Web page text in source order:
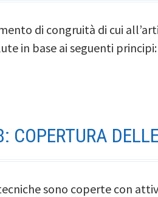
di congruità di cui
in base ai seguenti principi:
COPERTURA
sono coperte con